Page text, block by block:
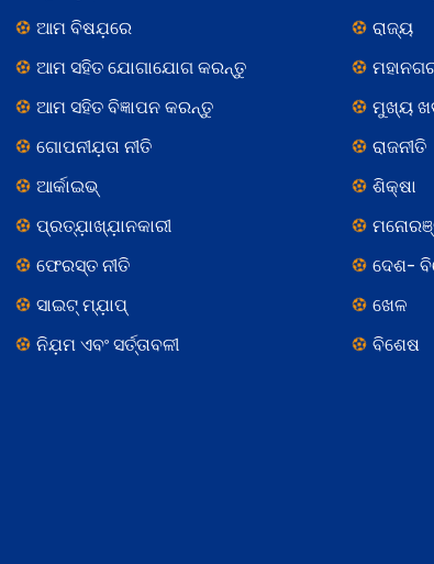
ଆମ ବିଷଯ଼ରେ
ଆମ ସହିତ ଯୋଗାଯୋଗ କରନ୍ତୁ
ଆମ ସହିତ ବିଜ୍ଞାପନ କରନ୍ତୁ
ଗୋପନୀଯ଼ତା ନୀତି
ଆର୍କାଇଭ୍
ପ୍ରତ୍ଯ଼ାଖ୍ଯ଼ାନକାରୀ
ଫେରସ୍ତ ନୀତି
ସାଇଟ୍ ମ୍ଯ଼ାପ୍
ନିଯ଼ମ ଏବଂ ସର୍ତ୍ତାବଳୀ
ରାଜ୍ୟ
ମୁଖ୍ୟ
ରାଜନୀତି
ଶିକ୍ଷା
ଦେଶ-
ଖେଳ
ବିଶେଷ